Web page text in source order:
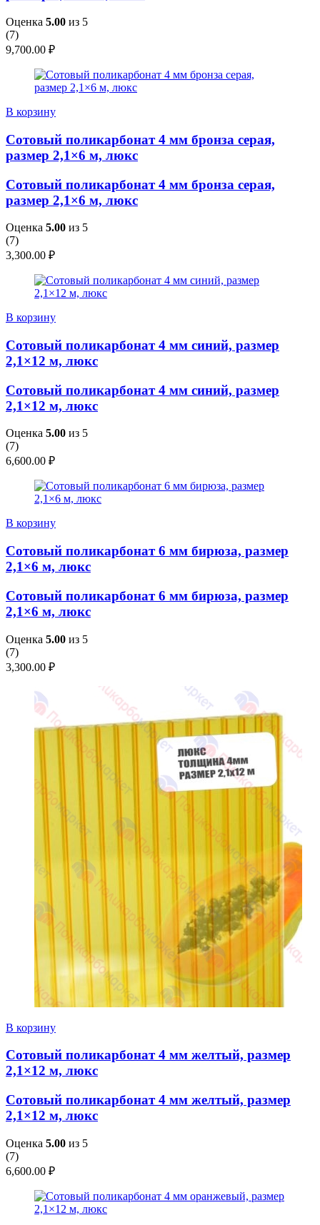
Оценка 5.00 из 5
(7)
9,700.00 ₽
В корзину
Сотовый поликарбонат 4 мм бронза серая,
размер 2,1×6 м, люкс
Сотовый поликарбонат 4 мм бронза серая,
размер 2,1×6 м, люкс
Оценка 5.00 из 5
(7)
3,300.00 ₽
В корзину
Сотовый поликарбонат 4 мм синий, размер
2,1×12 м, люкс
Сотовый поликарбонат 4 мм синий, размер
2,1×12 м, люкс
Оценка 5.00 из 5
(7)
6,600.00 ₽
В корзину
Сотовый поликарбонат 6 мм бирюза, размер
2,1×6 м, люкс
Сотовый поликарбонат 6 мм бирюза, размер
2,1×6 м, люкс
Оценка 5.00 из 5
(7)
3,300.00 ₽
В корзину
Сотовый поликарбонат 4 мм желтый, размер
2,1×12 м, люкс
Сотовый поликарбонат 4 мм желтый, размер
2,1×12 м, люкс
Оценка 5.00 из 5
(7)
6,600.00 ₽